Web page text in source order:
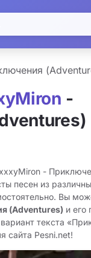
-
-
песен из
Вы
(Adventures) и его
текста
сайта Pesni.net!